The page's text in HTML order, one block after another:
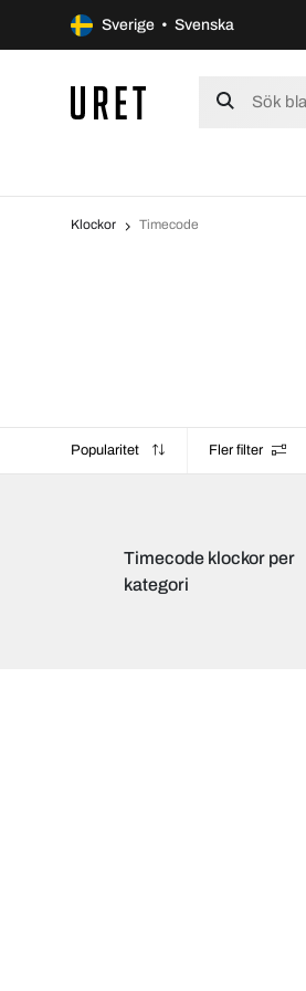
Sverige • Svenska
Klockor Timecode
Popularitet Fler filter
Timecode klockor per
kategori